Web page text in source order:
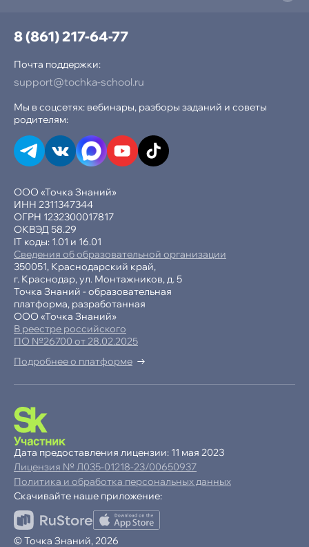
−10% при оплате в рассрочку
Продолжая пользоваться сайтом,
ООО «Точка Знаний»
ИНН 2311347344
ОГРН 1232300017817
ОКВЭД 58.29
IT коды: 1.01 и 16.01
Сведения об образовательной организации
350051, Краснодарский край,
г. Краснодар, ул. Монтажников, д. 5
Точка Знаний - образовательная
платформа, разработанная
ООО «Точка Знаний»
В реестре российского
ПО №26700 от 28.02.2025
Подробнее о платформе
8 (861) 217-64-77
Почта поддержки:
support@tochka-school.ru
Мы в соцсетях: вебинары, разборы заданий и советы
родителям:
© Точка Знаний, 2026
Политика и обработка персональных данных
Дата предоставления лицензии: 11 мая 2023
Лицензия № Л035-01218-23/00650937
Скачивайте наше приложение: